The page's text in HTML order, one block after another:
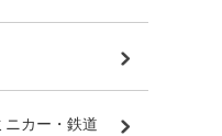
ニカー・鉄道